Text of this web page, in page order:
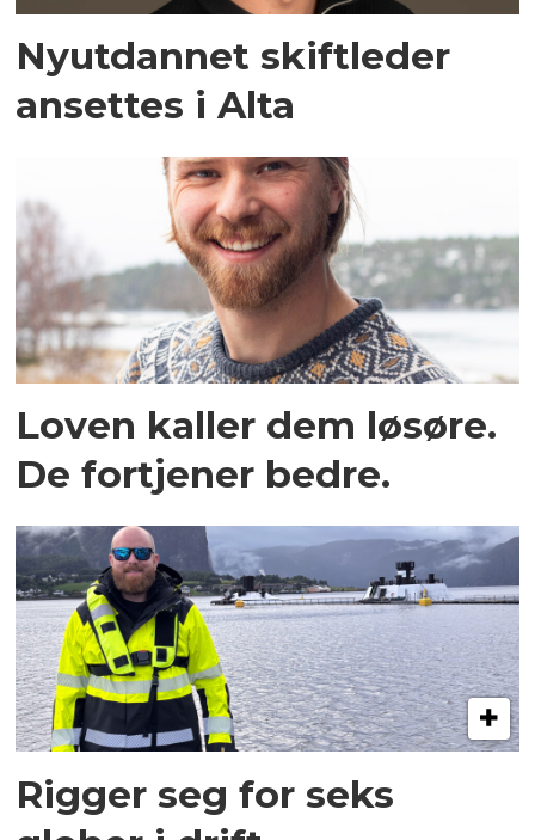
Nyutdannet skiftleder
ansettes i Alta
Loven kaller dem løsøre.
De fortjener bedre.
Rigger seg for seks